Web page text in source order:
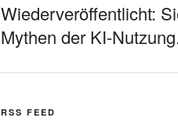
Wiederveröffentlicht:
Mythen der KI-
RSS FEED